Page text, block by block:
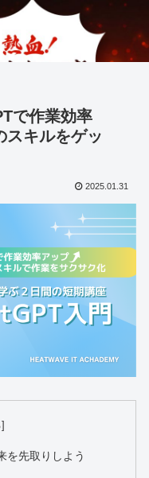
で作業効率
スキルをゲッ
2025.01.31
を先取りしよう